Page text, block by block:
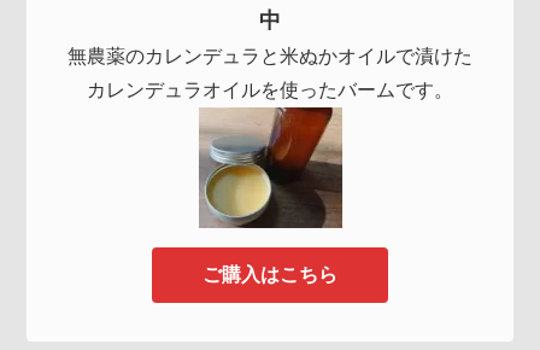
中
無農薬のカレンデュラと米ぬかオイルで漬けた
カレンデュラオイルを使ったバームです。
ご購入はこちら